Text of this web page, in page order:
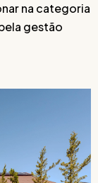
na categoria
gestão